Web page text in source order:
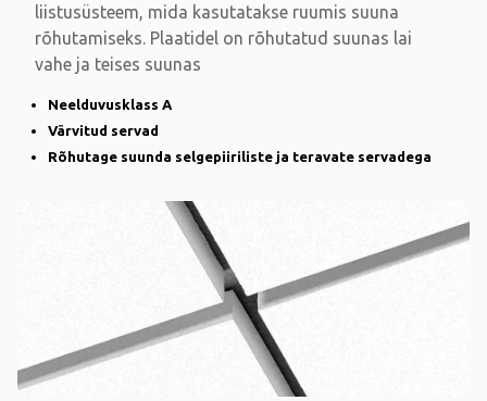
liistusüsteem, mida kasutatakse ruumis suuna
rõhutamiseks. Plaatidel on rõhutatud suunas lai
vahe ja teises suunas
Neelduvusklass A
Värvitud servad
Rõhutage suunda selgepiiriliste ja teravate servadega